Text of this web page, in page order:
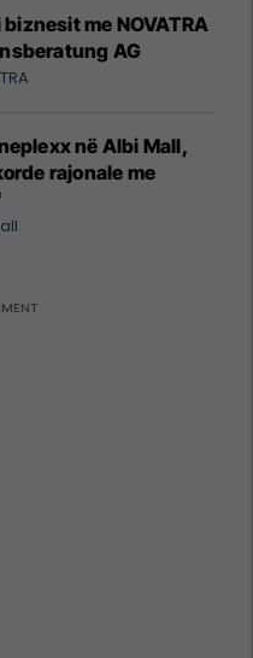
me NOVATRA
AG
në Albi Mall,
rajonale me